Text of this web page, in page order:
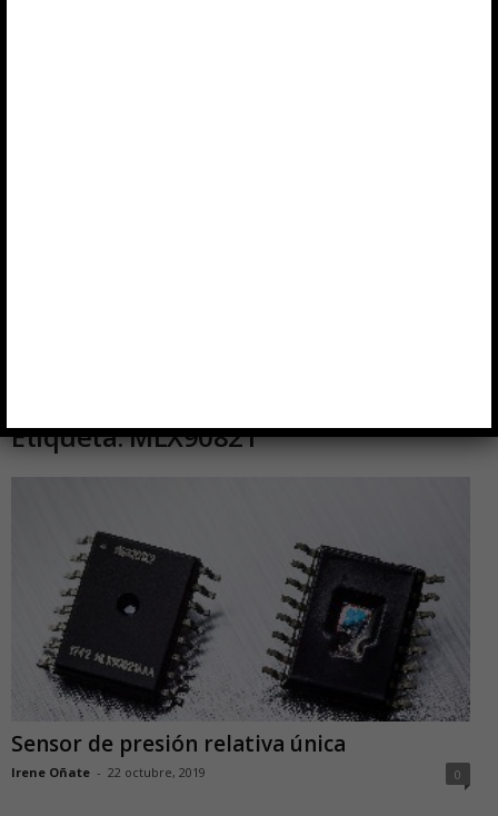
Etiqueta: MLX90821
Sensor de presión relativa única
Irene Oñate - 22 octubre, 2019 0